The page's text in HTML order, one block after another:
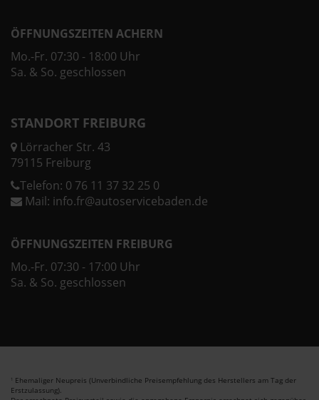
ÖFFNUNGSZEITEN ACHERN
Mo.-Fr. 07:30 - 18:00 Uhr
Sa. & So. geschlossen
STANDORT FREIBURG
Lörracher Str. 43
79115 Freiburg
Telefon: 0 76 11 37 32 25 0
Mail: info.fr@autoservicebaden.de
ÖFFNUNGSZEITEN FREIBURG
Mo.-Fr. 07:30 - 17:00 Uhr
Sa. & So. geschlossen
1 Ehemaliger Neupreis (Unverbindliche Preisempfehlung des Herstellers am Tag der
Erstzulassung).